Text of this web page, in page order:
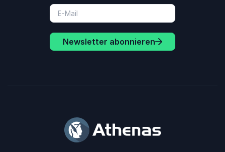
Newsletter abonnieren